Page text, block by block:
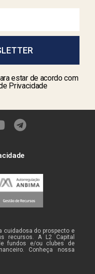
estar de acordo com
Privacidade
cuidadosa do prospecto e
recursos. A L2 Capital
fundos e/ou clubes de
Conheça nossa